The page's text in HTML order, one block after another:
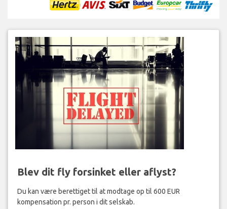
Blev dit fly forsinket eller aflyst?
Du kan være berettiget til at modtage op til 600 EUR
kompensation pr. person i dit selskab.